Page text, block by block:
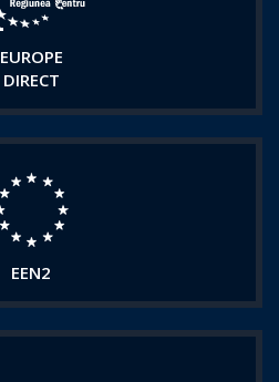
EUROPE
DIRECT
EEN2